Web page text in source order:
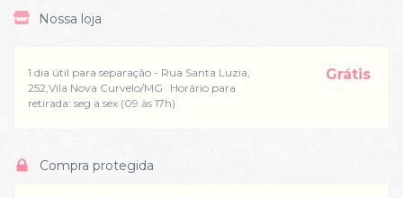
Nossa loja
1 dia útil para separação - Rua Santa Luzia,
252,Vila Nova Curvelo/MG
Horário para
retirada: seg a sex (09 às 17h)
Grátis
Compra protegida